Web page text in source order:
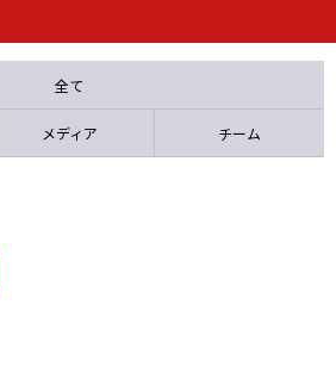
石人の星
全て
メディア チーム